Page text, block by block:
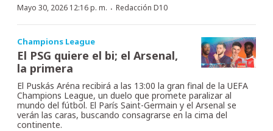
Mayo 30, 2026 12:16 p. m. · Redacción D10
Champions League
El PSG quiere el bi; el Arsenal,
la primera
El Puskás Aréna recibirá a las 13:00 la gran final de la UEFA
Champions League, un duelo que promete paralizar al
mundo del fútbol. El París Saint-Germain y el Arsenal se
verán las caras, buscando consagrarse en la cima del
continente.